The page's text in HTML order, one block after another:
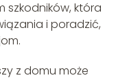
szkodników, która
i poradzić,
z domu może